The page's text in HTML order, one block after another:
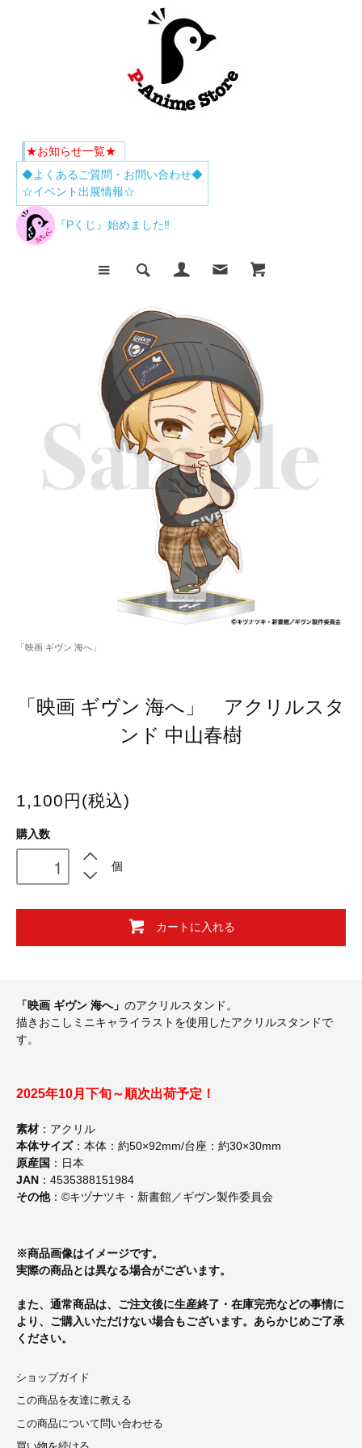
★お知らせ一覧★
◆よくあるご質問・お問い合わせ◆
☆イベント出展情報☆
『Pくじ』始めました‼
「映画 ギヴン 海へ」
「映画 ギヴン 海へ」 アクリルスタ
ンド 中山春樹
1,100円(税込)
購入数
個
カートに入れる
「映画 ギヴン 海へ」 のアクリルスタンド。
描きおこしミニキャライラストを使用したアクリルスタンドで
す。
2025年10月下旬～順次出荷予定！
素材 ：アクリル
本体サイズ：本体：約50×92mm/台座：約30×30mm
原産国 ：日本
JAN ：4535388151984
その他：©キヅナツキ・新書館／ギヴン製作委員会
※商品画像はイメージです。
実際の商品とは異なる場合がございます。
また、通常商品は、ご注文後に生産終了・在庫完売などの事情に
より、ご購入いただけない場合もございます。あらかじめご了承
ください。
ショップガイド
この商品を友達に教える
この商品について問い合わせる